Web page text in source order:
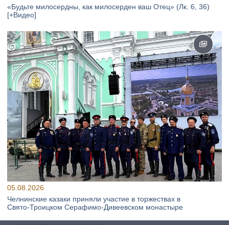
«Будьте милосердны, как милосерден ваш Отец» (Лк. 6, 36)
[+Видео]
05.08.2026
Челнинские казаки приняли участие в торжествах в
Свято‑Троицком Серафимо‑Дивеевском монастыре